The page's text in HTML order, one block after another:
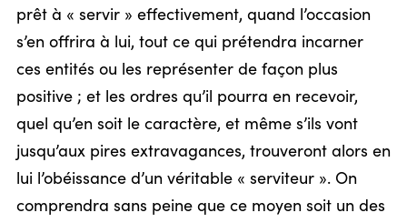
prêt à « servir » effectivement, quand l’occasion
s’en offrira à lui, tout ce qui prétendra incarner
ces entités ou les représenter de façon plus
positive ; et les ordres qu’il pourra en recevoir,
quel qu’en soit le caractère, et même s’ils vont
jusqu’aux pires extravagances, trouveront alors en
lui l’obéissance d’un véritable « serviteur ». On
comprendra sans peine que ce moyen soit un des